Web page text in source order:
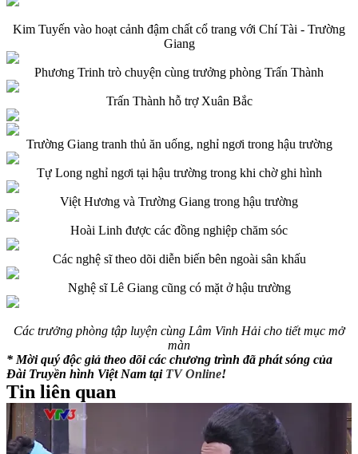
Kim Tuyến vào hoạt cảnh đậm chất cổ trang với Chí Tài - Trường
Giang
Phương Trinh trò chuyện cùng trưởng phòng Trấn Thành
Trấn Thành hỗ trợ Xuân Bắc
Trường Giang tranh thủ ăn uống, nghỉ ngơi trong hậu trường
Tự Long nghỉ ngơi tại hậu trường trong khi chờ ghi hình
Việt Hương và Trường Giang trong hậu trường
Hoài Linh được các đồng nghiệp chăm sóc
Các nghệ sĩ theo dõi diễn biến bên ngoài sân khấu
Nghệ sĩ Lê Giang cũng có mặt ở hậu trường
Các trưởng phòng tập luyện cùng Lâm Vinh Hải cho tiết mục mở
màn
* Mời quý độc giả theo dõi các chương trình đã phát sóng của
Đài Truyền hình Việt Nam tại TV Online!
Tin liên quan